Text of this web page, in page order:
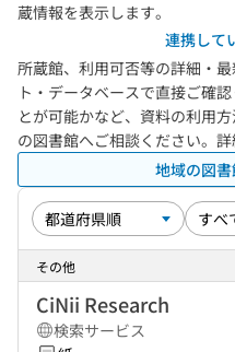
蔵情報を表示します。
連携して
所蔵館、利用可否等の詳細・
ト・データベースで直接ご確
とが可能かなど、資料の利用
の図書館へご相談ください。詳
地域の図
その他
CiNii Research
検索サービス